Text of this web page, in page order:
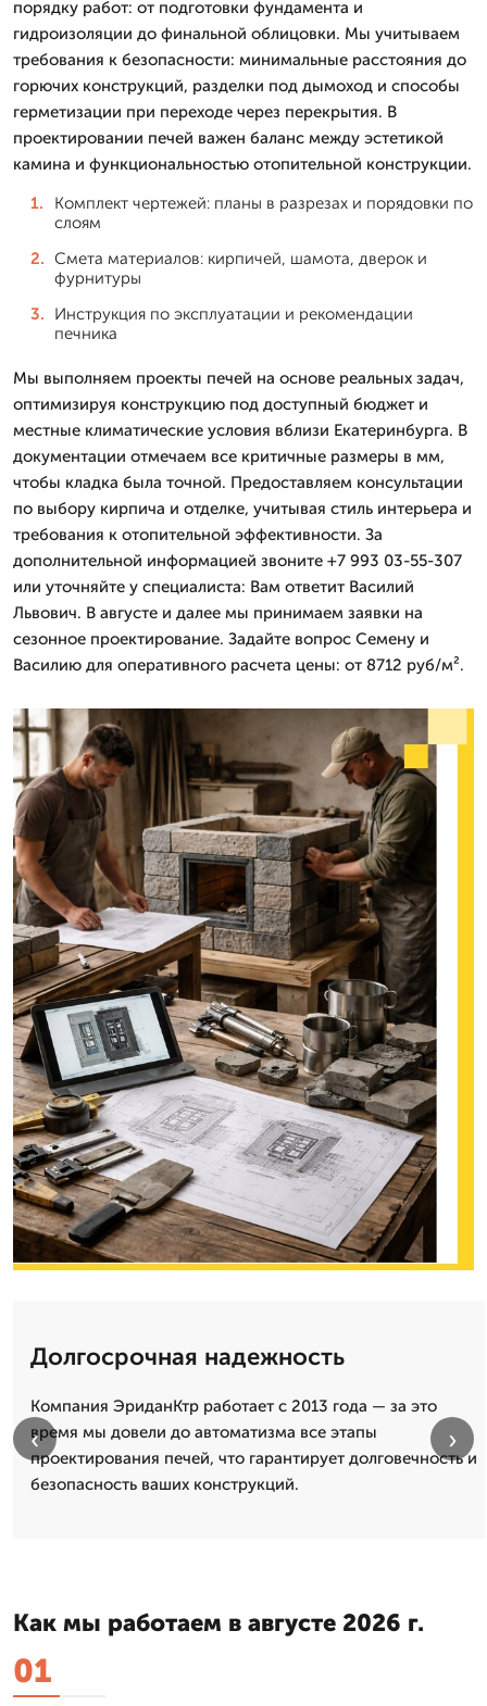
порядку работ: от подготовки фундамента и
гидроизоляции до финальной облицовки. Мы учитываем
требования к безопасности: минимальные расстояния до
горючих конструкций, разделки под дымоход и способы
герметизации при переходе через перекрытия. В
проектировании печей важен баланс между эстетикой
камина и функциональностью отопительной конструкции.
Комплект чертежей: планы в разрезах и порядовки по
слоям
Смета материалов: кирпичей, шамота, дверок и
фурнитуры
Инструкция по эксплуатации и рекомендации
печника
Мы выполняем проекты печей на основе реальных задач,
оптимизируя конструкцию под доступный бюджет и
местные климатические условия вблизи Екатеринбурга. В
документации отмечаем все критичные размеры в мм,
чтобы кладка была точной. Предоставляем консультации
по выбору кирпича и отделке, учитывая стиль интерьера и
требования к отопительной эффективности. За
дополнительной информацией звоните +7 993 03-55-307
или уточняйте у специалиста: Вам ответит Василий
Львович. В августе и далее мы принимаем заявки на
сезонное проектирование. Задайте вопрос Семену и
Василию для оперативного расчета цены: от 8712 руб/м².
Долгосрочная надежность
Компания ЭриданКтр работает с 2013 года — за это
время мы довели до автоматизма все этапы
проектирования печей, что гарантирует долговечность и
безопасность ваших конструкций.
‹ ›
Как мы работаем в августе 2026 г.
01